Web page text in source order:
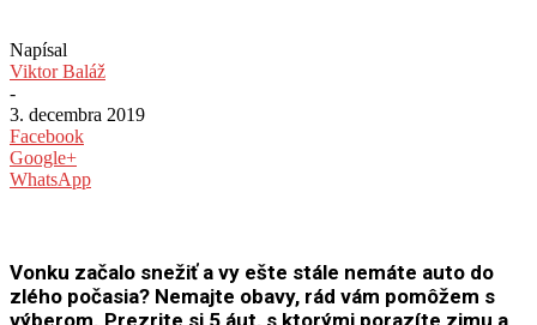
Napísal
Viktor Baláž
-
3. decembra 2019
Facebook
Google+
WhatsApp
Vonku začalo snežiť a vy ešte stále nemáte auto do
zlého počasia? Nemajte obavy, rád vám pomôžem s